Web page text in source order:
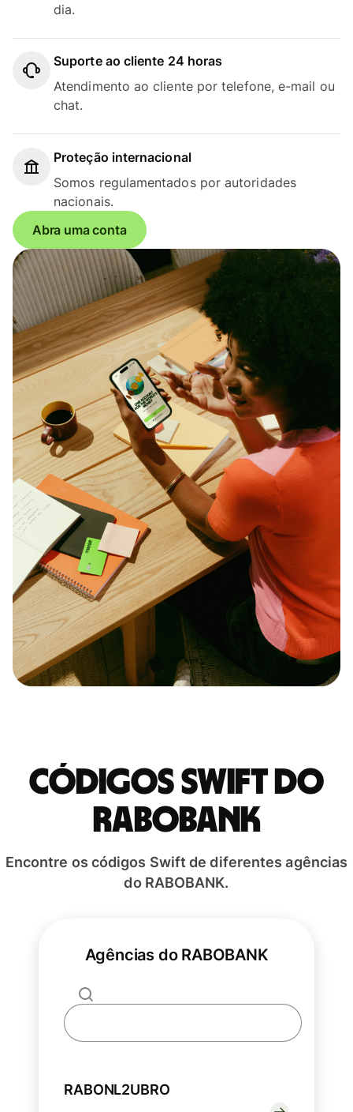
dia.
Suporte ao cliente 24 horas
Atendimento ao cliente por telefone, e-mail ou
chat.
Proteção internacional
Somos regulamentados por autoridades
nacionais.
Abra uma conta
Códigos Swift do
RABOBANK
Encontre os códigos Swift de diferentes agências
do RABOBANK.
Agências do RABOBANK
RABONL2UBRO